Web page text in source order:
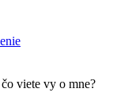
viete vy o mne?